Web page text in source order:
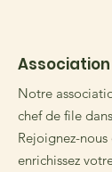
Notre
chef de file
Rejoignez-
enrichissez